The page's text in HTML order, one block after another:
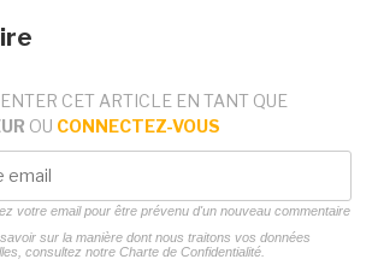
CET ARTICLE EN TANT QUE
OU CONNECTEZ-VOUS
votre email pour être prévenu d'un nouveau commentaire
sur la manière dont nous traitons vos données
consultez notre Charte de Confidentialité.